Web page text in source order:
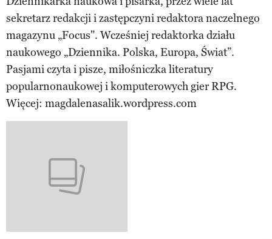
sekretarz redakcji i zastępczyni redaktora naczelnego
magazynu „Focus". Wcześniej redaktorka działu
naukowego „Dziennika. Polska, Europa, Świat”.
Pasjami czyta i pisze, miłośniczka literatury
popularnonaukowej i komputerowych gier RPG.
Więcej: magdalenasalik.wordpress.com